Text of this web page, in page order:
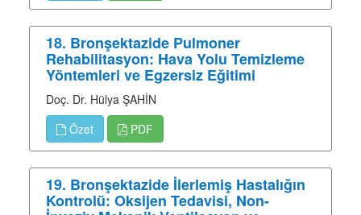
18. Bronşektazide Pulmoner
Rehabilitasyon: Hava Yolu Temizleme
Yöntemleri ve Egzersiz Eğitimi
Doç. Dr. Hülya ŞAHİN
Özet
PDF
19. Bronşektazide İlerlemiş Hastalığın
Kontrolü: Oksijen Tedavisi, Non-